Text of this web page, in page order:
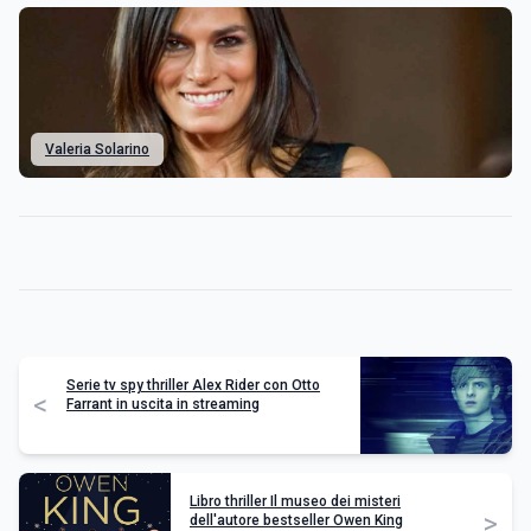
Valeria Solarino
<
Serie tv spy thriller Alex Rider con Otto
Farrant in uscita in streaming
Libro thriller Il museo dei misteri
dell'autore bestseller Owen King
>